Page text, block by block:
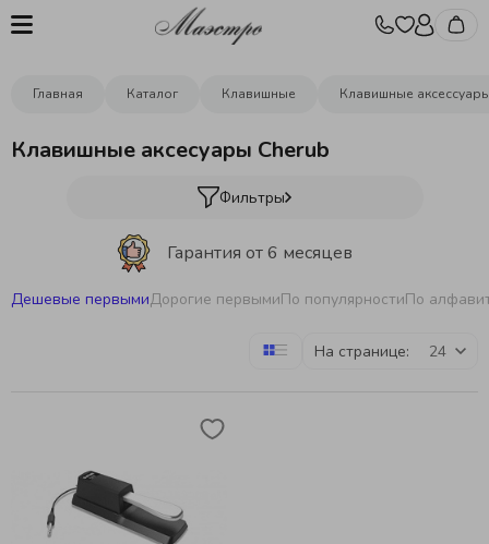
Главная Каталог Клавишные Клавишные
Клавишные аксесуары Cherub
Фильтры
Гарантия от 6 месяцев
Дешевые первымиДорогие первымиПо популярностиПо
На странице: